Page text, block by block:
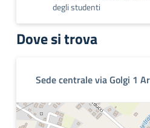
degli studenti
Dove si trova
Sede centrale via Golgi 1